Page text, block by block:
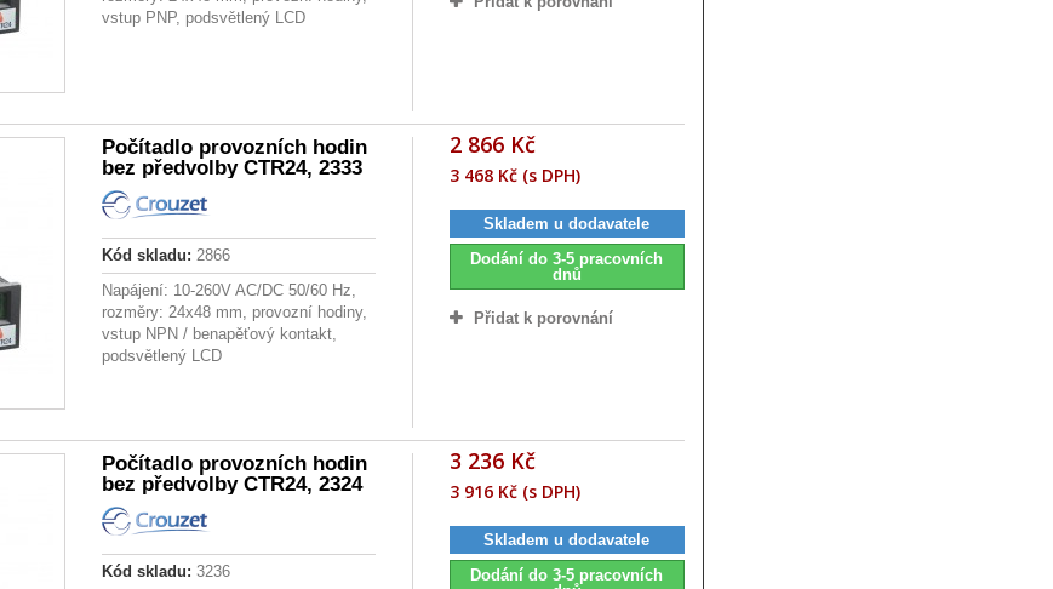
vstup PNP, podsvětlený LCD
Počítadlo provozních hodin
bez předvolby CTR24, 2333
Kód skladu: 2866
Napájení: 10-260V AC/DC 50/60 Hz,
rozměry: 24x48 mm, provozní hodiny,
vstup NPN / benapěťový kontakt,
podsvětlený LCD
2 866 Kč
3 468 Kč (s DPH)
Skladem u dodavatele
Dodání do 3-5 pracovních
dnů
Přidat k porovnání
Počítadlo provozních hodin
bez předvolby CTR24, 2324
Kód skladu: 3236
3 236 Kč
3 916 Kč (s DPH)
Skladem u dodavatele
Dodání do 3-5 pracovních